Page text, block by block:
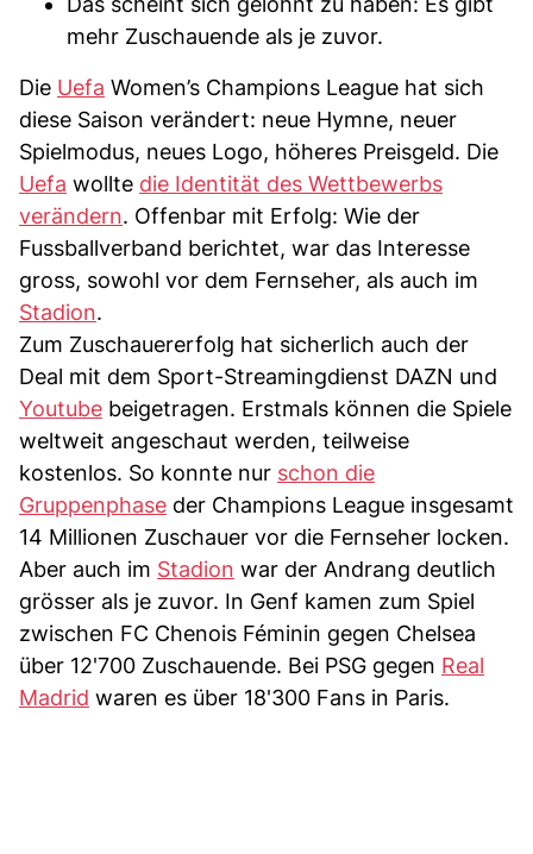
mehr Zuschauende als je zuvor.
Die Uefa Women’s Champions League hat sich
diese Saison verändert: neue Hymne, neuer
Spielmodus, neues Logo, höheres Preisgeld. Die
Uefa wollte die Identität des Wettbewerbs
verändern. Offenbar mit Erfolg: Wie der
Fussballverband berichtet, war das Interesse
gross, sowohl vor dem Fernseher, als auch im
Stadion.
Zum Zuschauererfolg hat sicherlich auch der
Deal mit dem Sport-Streamingdienst DAZN und
Youtube beigetragen. Erstmals können die Spiele
weltweit angeschaut werden, teilweise
kostenlos. So konnte nur schon die
Gruppenphase der Champions League insgesamt
14 Millionen Zuschauer vor die Fernseher locken.
Aber auch im Stadion war der Andrang deutlich
grösser als je zuvor. In Genf kamen zum Spiel
zwischen FC Chenois Féminin gegen Chelsea
über 12'700 Zuschauende. Bei PSG gegen Real
Madrid waren es über 18'300 Fans in Paris.